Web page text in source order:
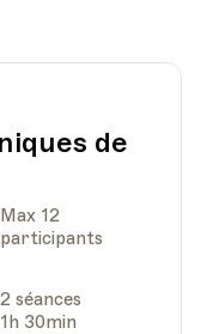
de
Max 12
participants
2 séances
1h 30min